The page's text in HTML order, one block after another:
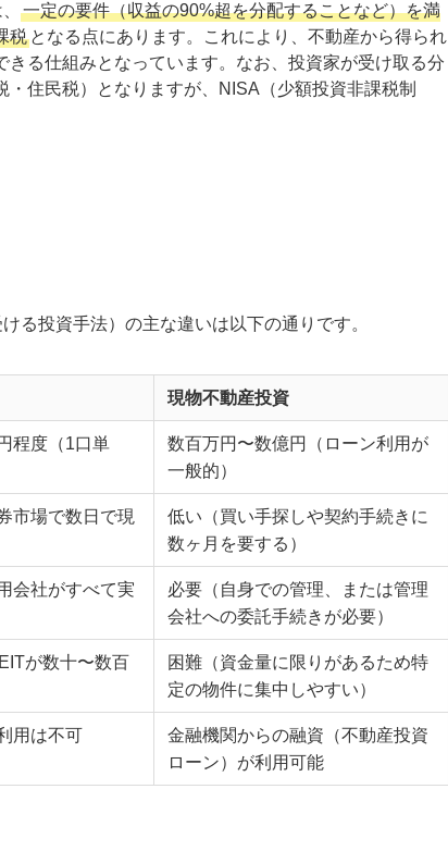
一定の要件（収益の90%超を分配することなど）を満
税 となる点にあります。これにより、不動産から得られ
る仕組みとなっています。なお、投資家が受け取る分
住民税）となりますが、NISA（少額投資非課税制
る投資手法）の主な違いは以下の通りです。
現物不動産投資
程度（1口単
数百万円〜数億円（ローン利用が
一般的）
市場で数日で現
低い（買い手探しや契約手続きに
数ヶ月を要する）
会社がすべて実
必要（自身での管理、または管理
会社への委託手続きが必要）
が数十〜数百
困難（資金量に限りがあるため特
定の物件に集中しやすい）
用は不可
金融機関からの融資（不動産投資
ローン）が利用可能